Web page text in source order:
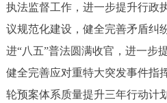
执法监督工作，进一步提升行政
议规范化建设，健全完善矛盾纠
进“八五”普法圆满收官，进一步
健全完善应对重特大突发事件指
轮预案体系质量提升三年行动计